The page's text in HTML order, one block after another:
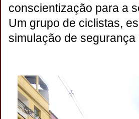
conscientização para a
Um grupo de ciclistas,
simulação de